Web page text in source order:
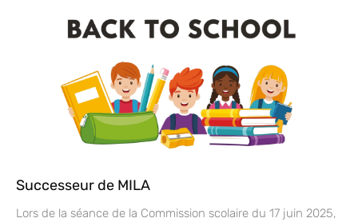
Successeur de MILA
Lors de la séance de la Commission scolaire du 17 juin 2025,